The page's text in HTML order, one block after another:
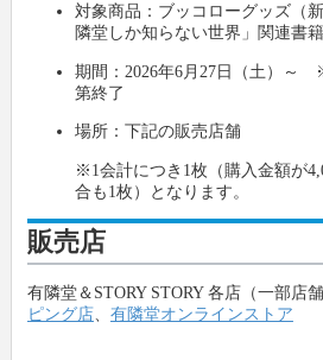
対象商品：ブッコローグッズ（
隣堂しか知らない世界」関連書籍
期間：2026年6月27日（土）～
第終了
場所：下記の販売店舗
※1会計につき1枚（購入金額が
合も1枚）となります。
販売店
有隣堂＆STORY STORY 各店（一部店
ピング店、 有隣堂オンラインストア